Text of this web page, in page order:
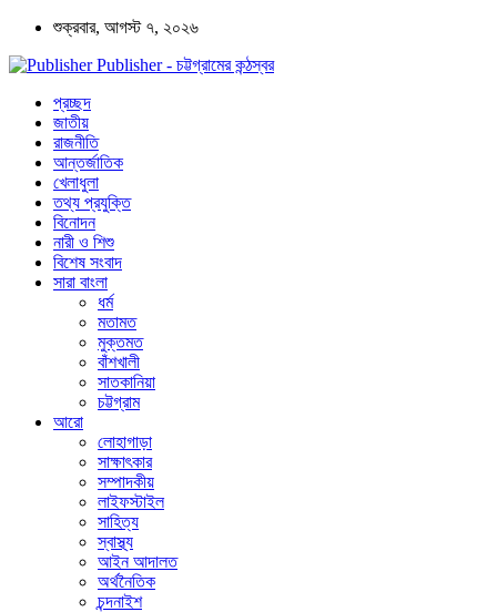
শুক্রবার, আগস্ট ৭, ২০২৬
Publisher - চট্টগ্রামের কন্ঠস্বর
প্রচ্ছদ
জাতীয়
রাজনীতি
আন্তর্জাতিক
খেলাধুলা
তথ্য প্রযুক্তি
বিনোদন
নারী ও শিশু
বিশেষ সংবাদ
সারা বাংলা
ধর্ম
মতামত
মুক্তমত
বাঁশখালী
সাতকানিয়া
চট্টগ্রাম
আরো
লোহাগাড়া
সাক্ষাৎকার
সম্পাদকীয়
লাইফস্টাইল
সাহিত্য
স্বাস্থ্য
আইন আদালত
অর্থনৈতিক
চন্দনাইশ